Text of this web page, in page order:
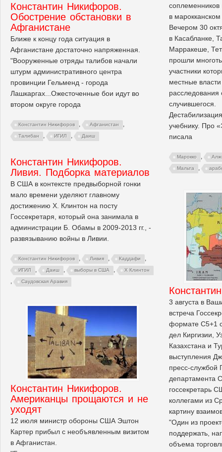
соплеменников
в
Вечером 30
в Касабланке,
Марракеше,
прошли
участники
местные
расследования
случившегося.
учебнику. Про
писала
Марокко ,
Мальта ,
Константин Никифоров.
Обострение обстановки в
Афганистане
Ближе к концу года ситуация в
Афганистане достаточно напряженная.
"Вооруженные отряды талибов начали
штурм административного центра
провинции Гельменд - города
Лашкаргах...Ожесточенные бои идут во
втором округе города
Константин Никифоров , Афганистан ,
Талибан , ИГИЛ , Даиш
Константин Никифоров.
Ливия. Подборка материалов
В США в контексте предвыборной гонки
мало времени уделяют главному
достижению Х. Клинтон на посту
Госсекретаря, который она занимала в
администрации Б. Обамы в 2009-2013 гг., -
развязыванию войны в Ливии.
Константин Никифоров , Ливия , Каддафи ,
ИГИЛ , Даиш , выборы в США , Х Клинтон
, Саудовская Аравия
3 августа в
встреча
формате C5+1
дел Киргизии,
Казахстана и
выступления
пресс-службой
департамента
госсекретарь
коллегами из
картину
"Один из
поддержать,
объема
Константин Никифоров.
Американцы прощаются и не
уходят
12 июля министр обороны США Эштон
Картер прибыл с необъявленным визитом
в Афганистан.